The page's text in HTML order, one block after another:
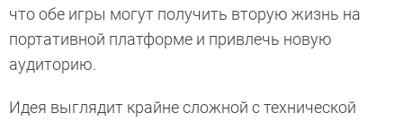
что обе игры могут получить вторую жизнь на
портативной платформе и привлечь новую
аудиторию.
Идея выглядит крайне сложной с технической